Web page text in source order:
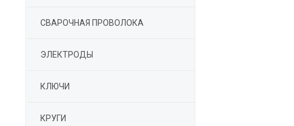
СВАРОЧНАЯ ПРОВОЛОКА
ЭЛЕКТРОДЫ
КЛЮЧИ
КРУГИ